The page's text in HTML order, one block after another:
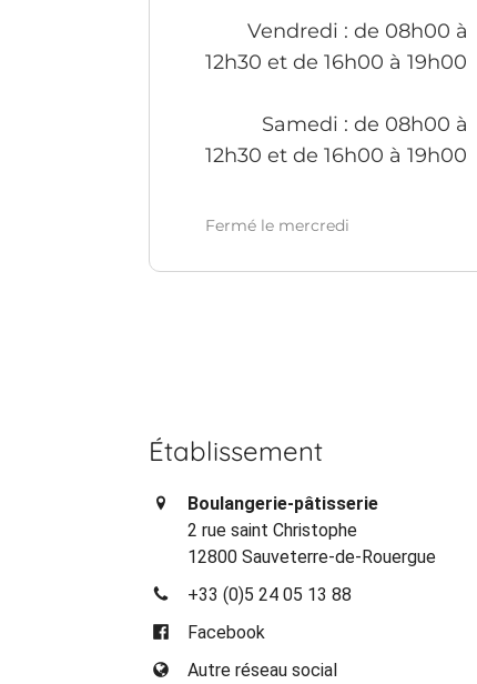
Vendredi : de 08h00 à
12h30 et de 16h00 à 19h00
Samedi : de 08h00 à
12h30 et de 16h00 à 19h00
Fermé le mercredi
Établissement
Boulangerie-pâtisserie
2 rue saint Christophe
12800 Sauveterre-de-Rouergue
+33 (0)5 24 05 13 88
Facebook
Autre réseau social